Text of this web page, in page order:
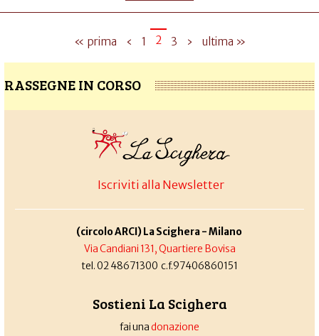
« prima ‹ 1 2 3 › ultima »
RASSEGNE IN CORSO
Iscriviti alla Newsletter
(circolo ARCI) La Scighera - Milano
Via Candiani 131, Quartiere Bovisa
tel. 02 48671300 c.f.97406860151
Sostieni La Scighera
fai unadonazione